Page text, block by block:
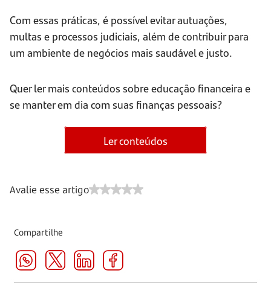
Com essas práticas, é possível evitar autuações,
multas e processos judiciais, além de contribuir para
um ambiente de negócios mais saudável e justo.
Quer ler mais conteúdos sobre educação financeira e
se manter em dia com suas finanças pessoais?
Ler conteúdos
Avalie esse artigo
Compartilhe